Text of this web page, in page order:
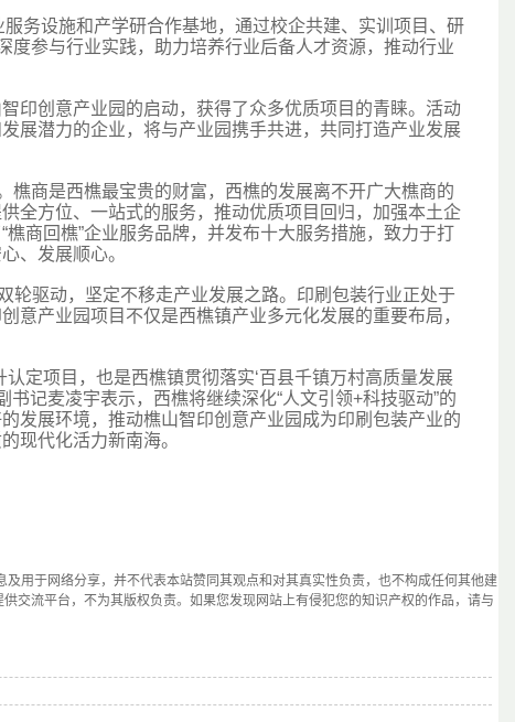
务设施和产学研合作基地，通过校企共建、实训项目、研
度参与行业实践，助力培养行业后备人才资源，推动行业
印创意产业园的启动，获得了众多优质项目的青睐。活动
展潜力的企业，将与产业园携手共进，共同打造产业发展
樵商是西樵最宝贵的财富，西樵的发展离不开广大樵商的
全方位、一站式的服务，推动优质项目回归，加强本土企
商回樵”企业服务品牌，并发布十大服务措施，致力于打
、发展顺心。
轮驱动，坚定不移走产业发展之路。印刷包装行业正处于
意产业园项目不仅是西樵镇产业多元化发展的重要布局，
定项目，也是西樵镇贯彻落实‘百县千镇万村高质量发展
记麦凌宇表示，西樵将继续深化“人文引领+科技驱动”的
发展环境，推动樵山智印创意产业园成为印刷包装产业的
现代化活力新南海。
用于网络分享，并不代表本站赞同其观点和对其真实性负责，也不构成任何其他建
交流平台，不为其版权负责。如果您发现网站上有侵犯您的知识产权的作品，请与